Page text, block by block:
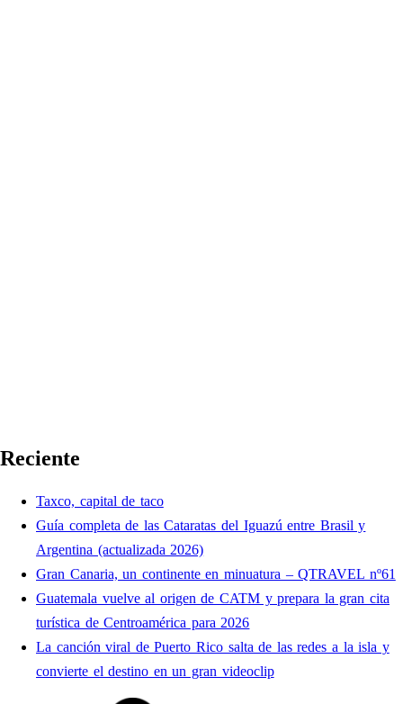
Reciente
Taxco, capital de taco
Guía completa de las Cataratas del Iguazú entre Brasil y
Argentina (actualizada 2026)
Gran Canaria, un continente en minuatura – QTRAVEL nº61
Guatemala vuelve al origen de CATM y prepara la gran cita
turística de Centroamérica para 2026
La canción viral de Puerto Rico salta de las redes a la isla y
convierte el destino en un gran videoclip